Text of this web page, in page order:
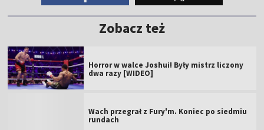
Zobacz też
Horror w walce Joshui! Były mistrz liczony
dwa razy [WIDEO]
Wach przegrał z Fury'm. Koniec po siedmiu
rundach